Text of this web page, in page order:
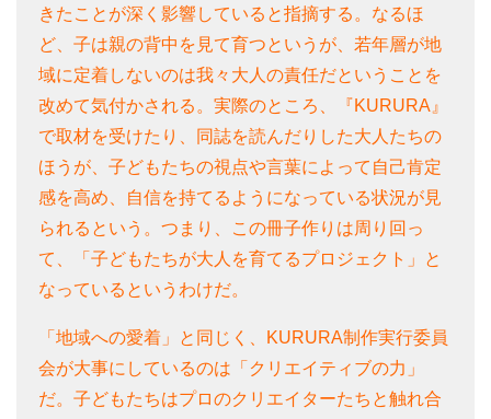
きたことが深く影響していると指摘する。なるほ
ど、子は親の背中を見て育つというが、若年層が地
域に定着しないのは我々大人の責任だということを
改めて気付かされる。実際のところ、『KURURA』
で取材を受けたり、同誌を読んだりした大人たちの
ほうが、子どもたちの視点や言葉によって自己肯定
感を高め、自信を持てるようになっている状況が見
られるという。つまり、この冊子作りは周り回っ
て、「子どもたちが大人を育てるプロジェクト」と
なっているというわけだ。
「地域への愛着」と同じく、KURURA制作実行委員
会が大事にしているのは「クリエイティブの力」
だ。子どもたちはプロのクリエイターたちと触れ合